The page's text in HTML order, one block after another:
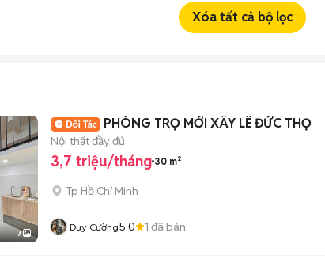
Xóa tất cả bộ lọc
7
PHÒNG TRỌ MỚI XÂY LÊ ĐỨC THỌ
Nội thất đầy đủ
3,7 triệu/tháng 30 m²
Tp Hồ Chí Minh
Duy Cường5.0 1 đã bán